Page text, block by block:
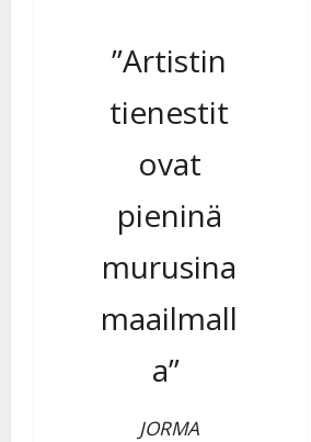
”Artistin
tienestit
ovat
pieninä
murusina
maailmall
a”
JORMA